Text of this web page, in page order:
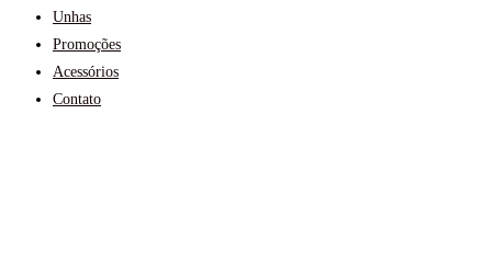
Unhas
Promoções
Acessórios
Contato